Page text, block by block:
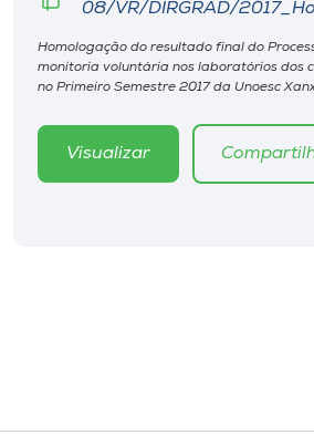
08/VR/DIRGRAD/
Homologação do resultado final do
monitoria voluntária nos laboratórios dos
no Primeiro Semestre 2017 da Unoesc
Visualizar